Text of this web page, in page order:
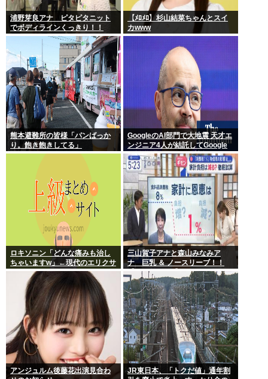
浦野芽良アナ ピタピタニット
でボディラインくっきり！！
【ﾒﾛﾒﾛ】杉山結菜ちゃんとスイ
カwww
熊本避難所の皆様「パンばっか
り。飽き飽きしてる」
GoogleのAI部門で大地震 天才エ
ンジニア4人が結託してGoogle
を離脱 遅れを取るAI競争さらに
苦しく 株価に影響大
ロキソニン「どんな痛みも治し
ちゃいますw」←現代のエリクサ
ーやろ…
三山賀子アナと森山みなみア
ナ 巨乳 ＆ ノースリーブ！！
【GIF動画あり】
アンジュルム後藤花出演見合わ
JR東日本、「トクだ値」通年割